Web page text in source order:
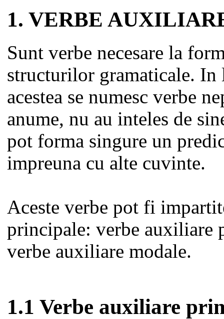
1. VERBE
Sunt verbe necesare la
structurilor gramaticale. In
acestea se numesc verbe
anume, nu au inteles de
pot forma singure un
impreuna cu alte cuvinte.
Aceste verbe pot fi
principale: verbe auxiliare
verbe auxiliare modale.
1.1 Verbe auxiliare